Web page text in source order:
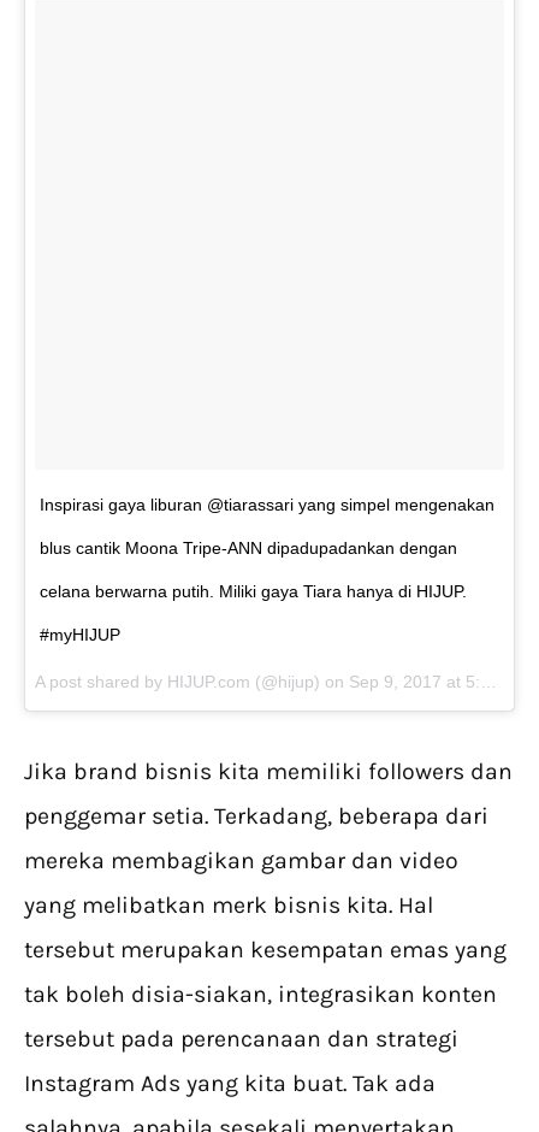
Inspirasi gaya liburan @tiarassari yang simpel mengenakan
blus cantik Moona Tripe-ANN dipadupadankan dengan
celana berwarna putih. Miliki gaya Tiara hanya di HIJUP.
#myHIJUP
A post shared by HIJUP.com (@hijup) on Sep 9, 2017 at 5:58pm PDT
Jika brand bisnis kita memiliki followers dan
penggemar setia. Terkadang, beberapa dari
mereka membagikan gambar dan video
yang melibatkan merk bisnis kita. Hal
tersebut merupakan kesempatan emas yang
tak boleh disia-siakan, integrasikan konten
tersebut pada perencanaan dan strategi
Instagram Ads yang kita buat. Tak ada